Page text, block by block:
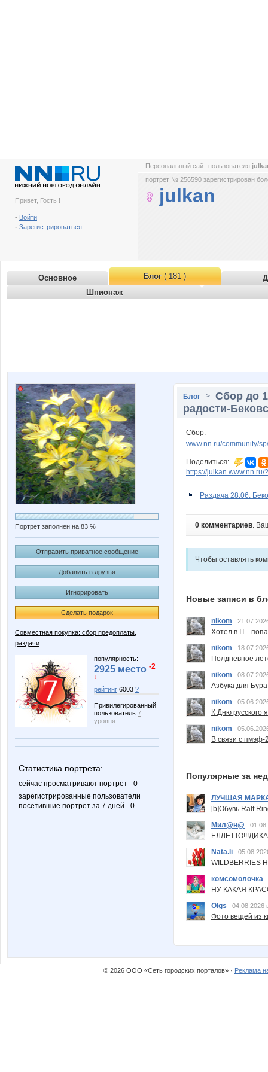
Привет, Гость !
- Войти
- Зарегистрироваться
Персональный сайт пользователя
портрет № 256590 зарегистрирован
julkan
Основное Блог( 181 )
Шпионаж
Портрет заполнен на 83 %
Отправить приватное сообщение
Добавить в друзья
Игнорировать
Сделать подарок
Совместная покупка: сбор предоплаты,
раздачи
популярность:
2925 место -2
↓
рейтинг 6003 ?
Привилегированный
пользователь 7
уровня
Статистика портрета:
сейчас просматривают портрет - 0
зарегистрированные пользователи
посетившие портрет за 7 дней - 0
Блог > Сбор до
радости-
Сбор:
www.nn.ru/community/
Поделиться:
https://julkan.www.nn.ru/
Раздача 28.06.
0 комментариев.
Чтобы оставлять
Новые записи в
nikom
Хотел в IT -
nikom
Полдневное
nikom
Азбука для
nikom
К Дню русского
nikom
В связи с пмэф-
Популярные за
ЛУЧШАЯ
[b]Обувь Ralf
Мил@н@
Nata.li
комсомолочка
НУ КАКАЯ
Olgs
04.08.2026
Фото вещей из
© 2026 ООО «Сеть городских порталов» · Реклама